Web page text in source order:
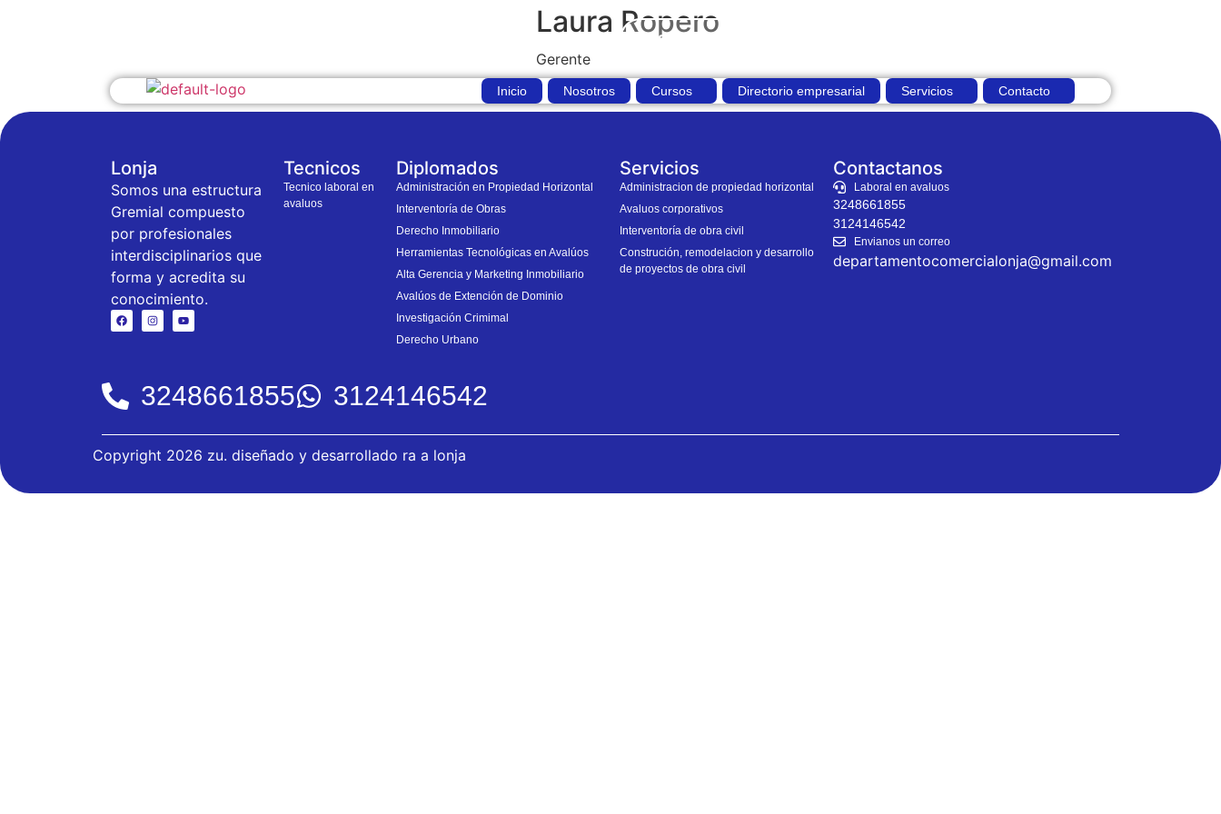
Q10
Inicio Nosotros Cursos Directorio empresarial Servicios Contacto
Laura Ropero
Gerente
Lonja
Somos una estructura
Gremial compuesto
por profesionales
interdisciplinarios que
forma y acredita su
conocimiento.
Tecnicos
Tecnico laboral en
avaluos
Diplomados
Administración en Propiedad Horizontal
Interventoría de Obras
Derecho Inmobiliario
Herramientas Tecnológicas en Avalúos
Alta Gerencia y Marketing Inmobiliario
Avalúos de Extención de Dominio
Investigación Crimimal
Derecho Urbano
Servicios
Administracion de propiedad horizontal
Avaluos corporativos
Interventoría de obra civil
Construción, remodelacion y desarrollo
de proyectos de obra civil
Contactanos
Laboral en avaluos
3248661855
3124146542
Envianos un correo
departamentocomercialonja@gmail.com
3248661855 3124146542
Copyright 2026 zu. diseñado y desarrollado ra a lonja